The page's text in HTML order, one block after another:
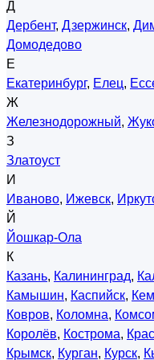
Д
Дербент, Дзержинск,
Домодедово
Е
Екатеринбург, Елец,
Ж
Железнодорожный,
З
Златоуст
И
Иваново, Ижевск,
Й
Йошкар-Ола
К
Казань, Калининград,
Камышин, Каспийск,
Ковров, Коломна,
Королёв, Кострома,
Крымск, Курган, Курск,